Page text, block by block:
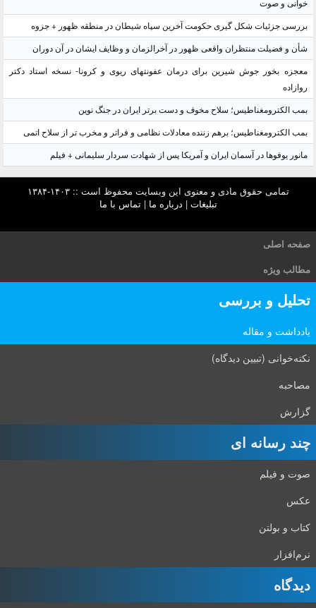
خوانی و صوت
بررسی جزئیات شکل گیری حکومت آخرین سپاه شیطان در منطقه ظهور + جزوه
شأن و فضیلت منتظران واقعی ظهور در آخرالزمان و وظایف ایشان در آن دوران
معجزه بخور جوش شیرین برای درمان عفونتهای ریوی و کرونا- نسخه استاد دکتر
روازاده
بمب الکترومغناطیس؛ سلاح مخوف و دست برتر ایران در جنگ نوین
بمب الکترومغناطیس؛ برهم زننده معادلات نظامی و فراتر و مخرب تر از سلاح اتمی
مانور یوفوها در آسمان ایران و آمریکا پس از شهادت سردار سلیمانی + فیلم
تمامی حقوق مادی و معنوی این وبسایت محفوظ است :: ۱۴۰۳-۱۳۸۴
تبلیغات | درباره ما |تماس با ما
صفحه اصلی
مطالب ویژه
تحلیل و بررسی
یادداشت و مقاله
نکته‌خوانی (تبیین دیدگاه)
مصاحبه
گزارش
چند رسانه ای
صوت و فیلم
عکس
کتاب و بولتن
نرم‌افزار
دیدگاه‌